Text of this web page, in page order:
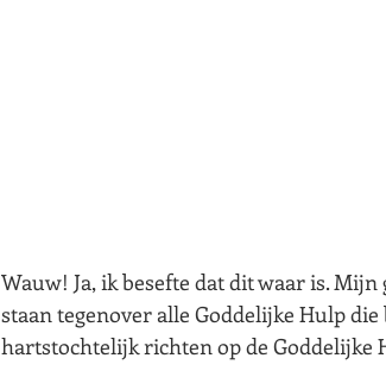
Wauw! Ja, ik besefte dat dit waar is.
staan tegenover alle Goddelijke Hulp
hartstochtelijk richten op de Goddelijke